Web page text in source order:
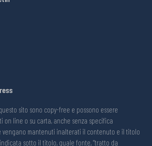
sito sono copy-free e possono essere
on line o su carta, anche senza specifica
vengano mantenuti inalterati il contenuto e il titolo
sotto il titolo, quale fonte, “tratto da